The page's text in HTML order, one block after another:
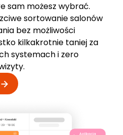
sam możesz wybrać.
sortowanie salonów
bez możliwości
kilkakrotnie taniej za
systemach i zero